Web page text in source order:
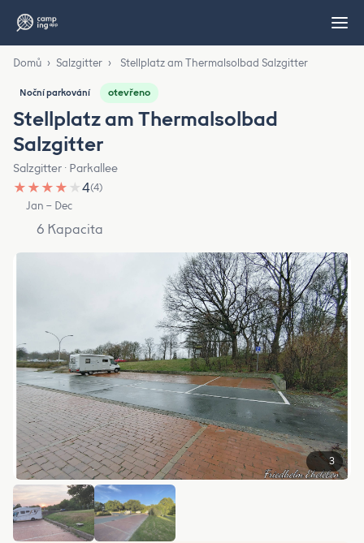
Domů › Salzgitter › Stellplatz am Thermalsolbad Salzgitter
Noční parkování otevřeno
Stellplatz am Thermalsolbad
Salzgitter
Salzgitter · Parkallee
★ ★ ★ ★ ★4(4)
Jan – Dec
6 Kapacita
3